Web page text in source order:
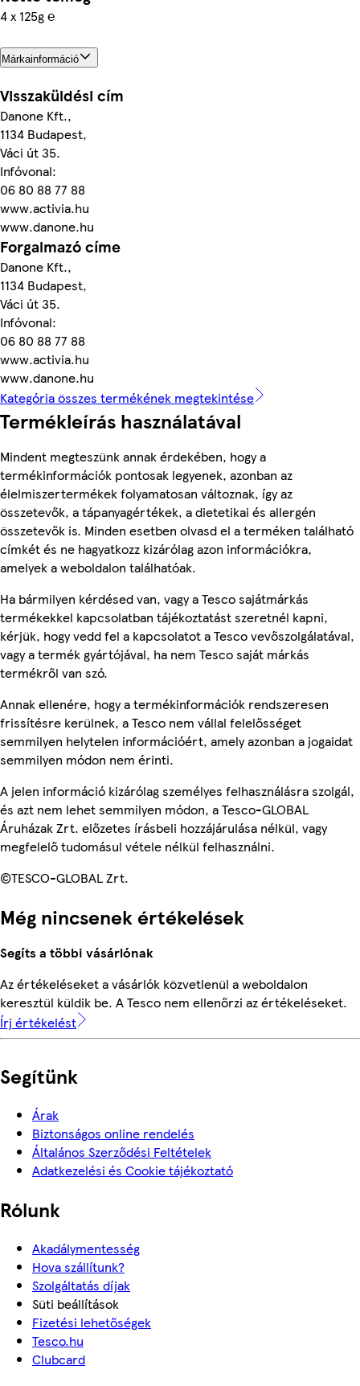
4 x 125g ℮
Márkainformáció
Visszaküldési cím
Danone Kft.,
1134 Budapest,
Váci út 35.
Infóvonal:
06 80 88 77 88
www.activia.hu
www.danone.hu
Forgalmazó címe
Danone Kft.,
1134 Budapest,
Váci út 35.
Infóvonal:
06 80 88 77 88
www.activia.hu
www.danone.hu
Kategória összes termékének megtekintése
Termékleírás használatával
Mindent megteszünk annak érdekében, hogy a
termékinformációk pontosak legyenek, azonban az
élelmiszertermékek folyamatosan változnak, így az
összetevők, a tápanyagértékek, a dietetikai és allergén
összetevők is. Minden esetben olvasd el a terméken található
címkét és ne hagyatkozz kizárólag azon információkra,
amelyek a weboldalon találhatóak.
Ha bármilyen kérdésed van, vagy a Tesco sajátmárkás
termékekkel kapcsolatban tájékoztatást szeretnél kapni,
kérjük, hogy vedd fel a kapcsolatot a Tesco vevőszolgálatával,
vagy a termék gyártójával, ha nem Tesco saját márkás
termékről van szó.
Annak ellenére, hogy a termékinformációk rendszeresen
frissítésre kerülnek, a Tesco nem vállal felelősséget
semmilyen helytelen információért, amely azonban a jogaidat
semmilyen módon nem érinti.
A jelen információ kizárólag személyes felhasználásra szolgál,
és azt nem lehet semmilyen módon, a Tesco-GLOBAL
Áruházak Zrt. előzetes írásbeli hozzájárulása nélkül, vagy
megfelelő tudomásul vétele nélkül felhasználni.
©TESCO-GLOBAL Zrt.
Még nincsenek értékelések
Segíts a többi vásárlónak
Az értékeléseket a vásárlók közvetlenül a weboldalon
keresztül küldik be. A Tesco nem ellenőrzi az értékeléseket.
Írj értékelést
Segítünk
Árak
Biztonságos online rendelés
Általános Szerződési Feltételek
Adatkezelési és Cookie tájékoztató
Rólunk
Akadálymentesség
Hova szállítunk?
Szolgáltatás díjak
Süti beállítások
Fizetési lehetőségek
Tesco.hu
Clubcard